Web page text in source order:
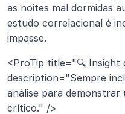
as noites mal dormidas
estudo correlacional é
impasse.
<ProTip title="🔍 Insight
description="Sempre
análise para
crítico." />